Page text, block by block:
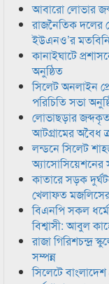
আবারো লোভার
রাজনৈতিক দলের
ইউএনও’র
কানাইঘাটে
অনুষ্ঠিত
সিলেট অনলাইন
পরিচিতি সভা
লোভাছড়ার
আটগ্রামের অবৈধ
লন্ডনে সিলেট
অ্যাসোসিয়েশনের
কাতারে সড়ক
খেলাফত
বিএনপি সকল
বিশ্বাসী: আবুল
রাজা গিরিশচন্দ্র
সম্পন্ন
সিলেটে